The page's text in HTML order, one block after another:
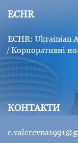
ECHR
ECHR: Ukrainian
Корпоративні
КОНТАКТИ